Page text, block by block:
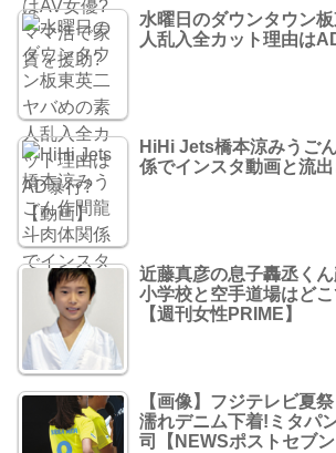
水曜日のダウンタウン
人乱入全カット理由は
HiHi Jets橋本涼みうご
係でインスタ動画と流
近藤真彦の息子轟丞く
小学校と空手道場はど
【週刊女性PRIME】
【画像】フジテレビ夏
濡れデニム下着!ミタパ
司【NEWSポストセブン